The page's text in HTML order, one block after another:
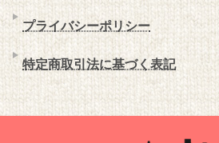
プライバシーポリシー
特定商取引法に基づく表記